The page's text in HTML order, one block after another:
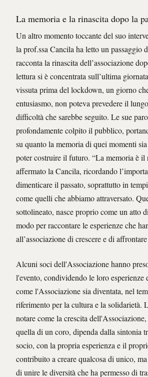
La memoria e la rinascita dopo la
Un altro momento toccante del suo
la prof.ssa Cancila ha letto un passaggio
racconta la rinascita dell’associazione
lettura si è concentrata sull’ultima
vissuta prima del lockdown, un giorno
entusiasmo, non poteva prevedere il
difficoltà che sarebbe seguito. Le sue
profondamente colpito il pubblico,
su quanto la memoria di quei momenti
poter costruire il futuro. “La memoria è il
affermato la Cancila, ricordando
dimenticare il passato, soprattutto in
come quelli che abbiamo attraversato.
sottolineato, nasce proprio come un atto
modo per raccontare le esperienze che
all’associazione di crescere e di
Alcuni soci dell'Associazione hanno
l'evento, condividendo le loro esperienze
come l'Associazione sia diventata, nel
riferimento per la cultura e la solidarietà.
notare come la crescita
quella di un coro, dipenda dalla sintonia
socio, con la propria esperienza e il
contribuito a creare qualcosa di unico, ma
di unire le diversità che ha permesso di